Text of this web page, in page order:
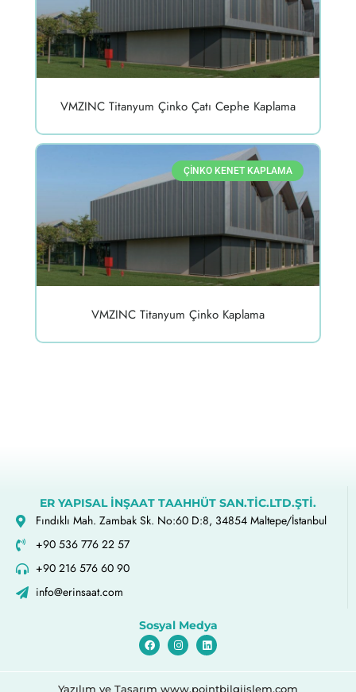
VMZINC Titanyum Çinko Çatı Cephe Kaplama
ÇINKO KENET KAPLAMA
VMZINC Titanyum Çinko Kaplama
ER YAPISAL İNŞAAT TAAHHÜT SAN.TİC.LTD.ŞTİ.
Fındıklı Mah. Zambak Sk. No:60 D:8, 34854 Maltepe/İstanbul
+90 536 776 22 57
+90 216 576 60 90
info@erinsaat.com
Sosyal Medya
Yazılım ve Tasarım www.pointbilgiislem.com